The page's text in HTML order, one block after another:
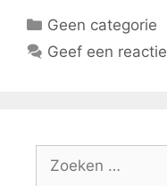
Categorieën
Geen categorie
Geef een reactie
Zoeken